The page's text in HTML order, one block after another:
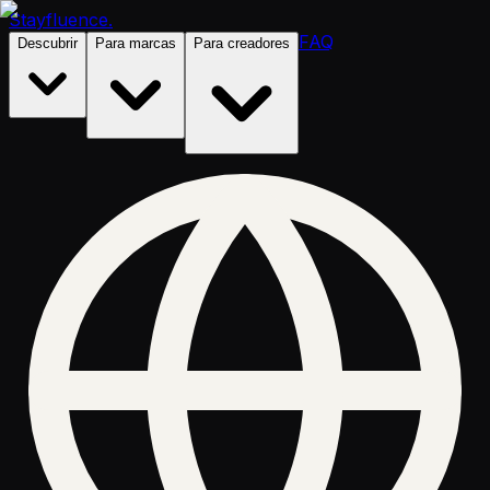
Stayfluence.
Descubrir Para marcas Para creadores FAQ